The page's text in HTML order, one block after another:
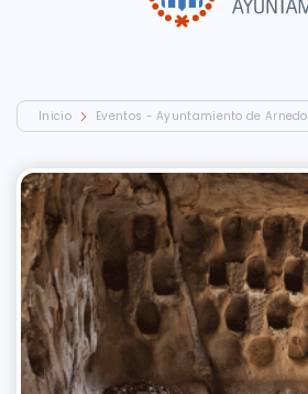
Inicio Eventos - Ayuntamiento de Arnedo